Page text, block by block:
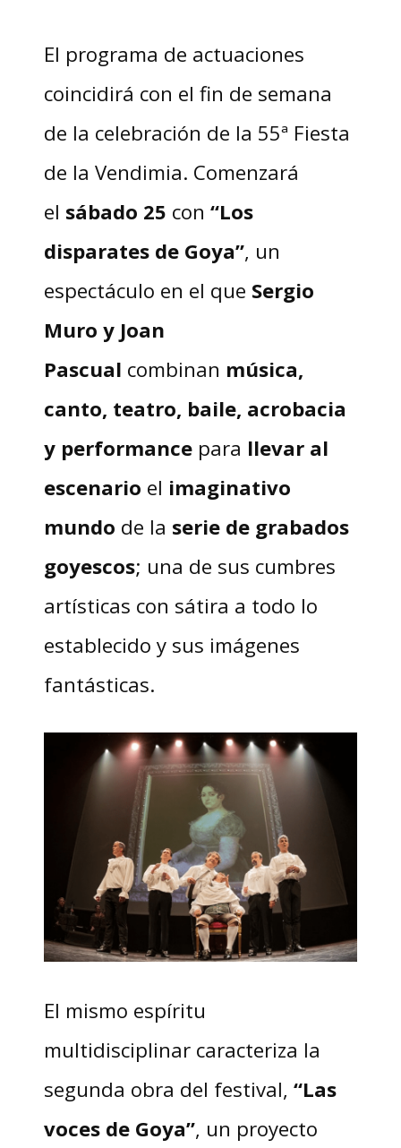
El programa de actuaciones
coincidirá con el fin de semana
de la celebración de la 55ª Fiesta
de la Vendimia. Comenzará
el sábado 25 con “Los
disparates de Goya”, un
espectáculo en el que Sergio
Muro y Joan
Pascual combinan música,
canto, teatro, baile, acrobacia
y performancepara llevar al
escenario el imaginativo
mundo de la serie de grabados
goyescos; una de sus cumbres
artísticas con sátira a todo lo
establecido y sus imágenes
fantásticas.
El mismo espíritu
multidisciplinar caracteriza la
segunda obra del festival, “Las
voces de Goya”, un proyecto